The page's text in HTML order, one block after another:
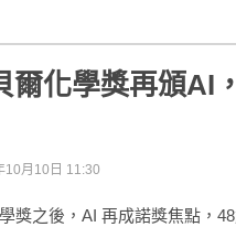
爾化學獎再頒AI
10月10日 11:30
獎之後，AI 再成諾獎焦點，